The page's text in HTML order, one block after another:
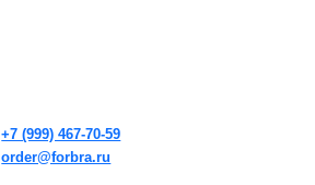
+7 (999) 467-70-59
order@forbra.ru